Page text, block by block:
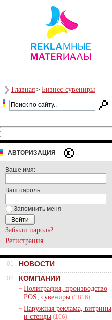
Главная > Бизнес-сувениры
АВТОРИЗАЦИЯ
Ваше имя:
Ваш пароль:
Запомнить меня
Забыли пароль?
Регистрация
.01 НОВОСТИ
.02 КОМПАНИИ
– Полиграфия, производство
POS, сувениры (1816)
– Наружная реклама, витрины
и стенды (106)